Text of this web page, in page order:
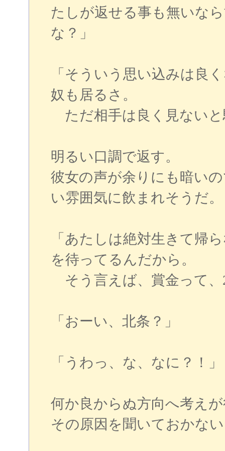
たしが返せる事も無いな
な？」
「そういう思い込みは良
奴も居るさ。
ただ相手は良く見ない
明るい口調で返す。
彼女の声が余りにも暗い
い雰囲気に飲まれそうだ。
「あたしは絶対生きて帰
を待ってるんだから。
そう言えば、賞金って
「おーい、北条？」
「うわっ、な、なに？！」
何か良からぬ方向へ考え
その原因を聞いておかな